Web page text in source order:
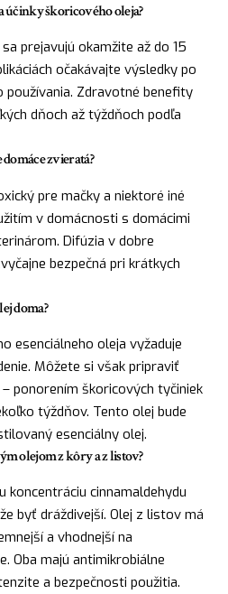
škoricového oleja?
prejavujú okamžite až do 15
očakávajte výsledky po
používania. Zdravotné benefity
dňoch až týždňoch podľa
zvieratá?
pre mačky a niektoré iné
v domácnosti s domácimi
Difúzia v dobre
bezpečná pri krátkych
doma?
esenciálneho oleja vyžaduje
Môžete si však pripraviť
ponorením škoricových tyčiniek
týždňov. Tento olej bude
esenciálny olej.
olejom z kôry a z listov?
koncentráciu cinnamaldehydu
byť dráždivejší. Olej z listov má
a vhodnejší na
Oba majú antimikrobiálne
a bezpečnosti použitia.